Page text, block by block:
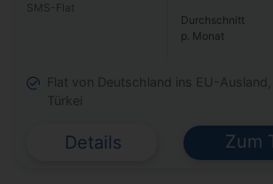
SMS-Flat
Durchschnitt
p. Monat
Flat von Deutschland ins EU-Ausland,
Türkei
Details Zum